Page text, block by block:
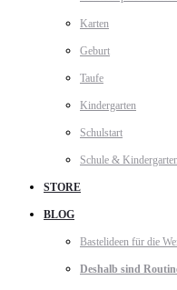
Karten
Geburt
Taufe
Kindergarten
Schulstart
Schule &
STORE
BLOG
Bastelideen für die
Deshalb sind